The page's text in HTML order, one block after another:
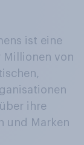
ist eine
Millionen von
ihre
und Marken